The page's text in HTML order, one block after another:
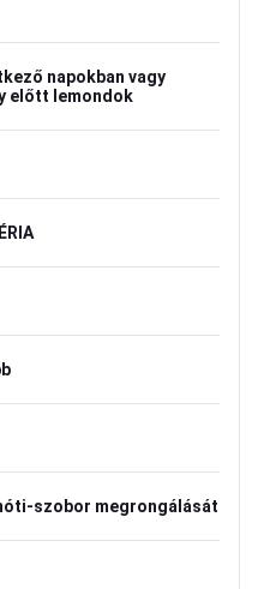
napokban vagy
előtt lemondok
szobor megrongálását